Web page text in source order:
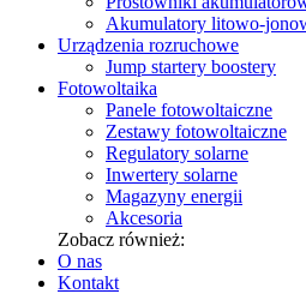
Akumulatory litowo-
Urządzenia rozruchowe
Jump startery boostery
Fotowoltaika
Panele fotowoltaiczne
Zestawy fotowoltaiczne
Regulatory solarne
Inwertery solarne
Magazyny energii
Akcesoria
Zobacz również:
O nas
Kontakt